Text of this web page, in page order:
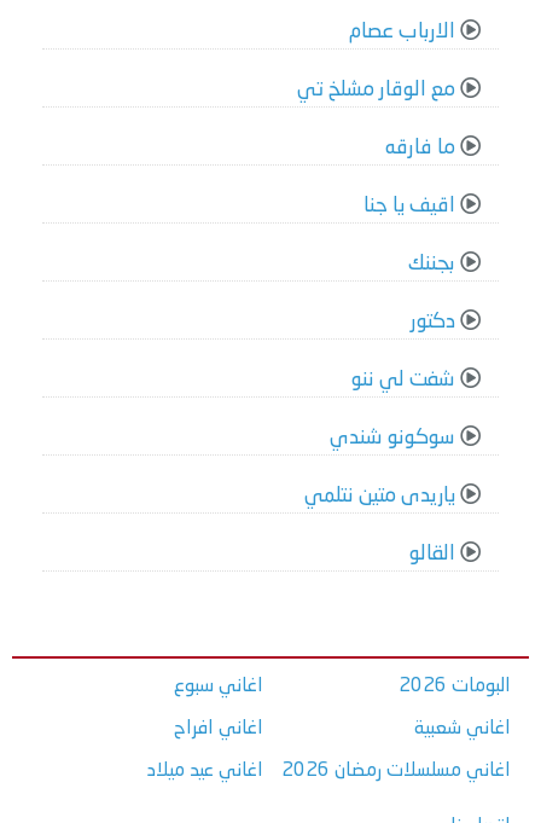
الارباب عصام
مع الوقار مشلخ تي
ما فارقه
اقيف يا جنا
بجننك
دكتور
شفت لي ننو
سوكونو شندي
ياريدى متين نتلمي
القالو
البومات 2026
اغاني شعبية
اغاني مسلسلات رمضان 2026
اغاني سبوع
اغاني افراح
اغاني عيد ميلاد